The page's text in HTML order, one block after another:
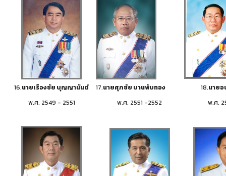
16.นายเรืองชัย บุญญานันต์ 17.นายศุภชัย บานพับทอง 18.นาย
พ.ศ. 2549 - 2551
พ.ศ. 2551 -2552 พ.ศ.